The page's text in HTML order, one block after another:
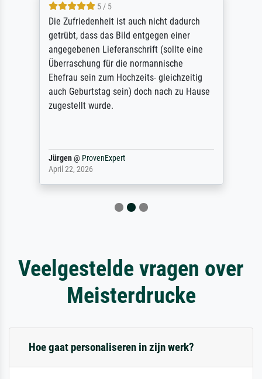
5 / 5
Die Zufriedenheit ist auch nicht dadurch
getrübt, dass das Bild entgegen einer
angegebenen Lieferanschrift (sollte eine
Überraschung für die normannische
Ehefrau sein zum Hochzeits- gleichzeitig
auch Geburtstag sein) doch nach zu Hause
zugestellt wurde.
Jürgen@ ProvenExpert
April 22, 2026
Veelgestelde vragen over
Meisterdrucke
Hoe gaat personaliseren in zijn werk?